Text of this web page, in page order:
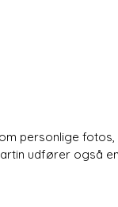
personlige fotos,
udfører også